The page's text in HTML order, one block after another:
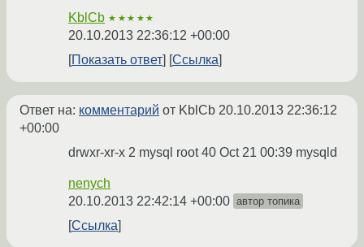
KblCb ★★★★★
20.10.2013 22:36:12 +00:00
Показать ответ
Ссылка
Ответ на: комментарий от KblCb 20.10.2013 22:36:12
+00:00
drwxr-xr-x 2 mysql root 40 Oct 21 00:39 mysqld
nenych
20.10.2013 22:42:14 +00:00 автор топика
Ссылка